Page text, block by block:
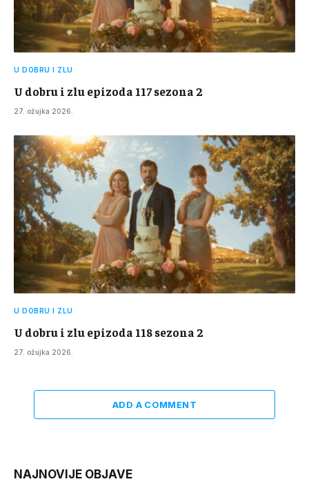
U DOBRU I ZLU
U dobru i zlu epizoda 117 sezona 2
27. ožujka 2026.
U DOBRU I ZLU
U dobru i zlu epizoda 118 sezona 2
27. ožujka 2026.
ADD A COMMENT
NAJNOVIJE OBJAVE